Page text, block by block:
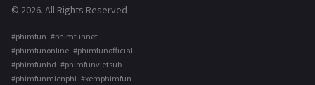
© 2026. All Rights Reserved
#phimfun #phimfunnet
#phimfunonline #phimfunofficial
#phimfunhd #phimfunvietsub
#phimfunmienphi #xemphimfun